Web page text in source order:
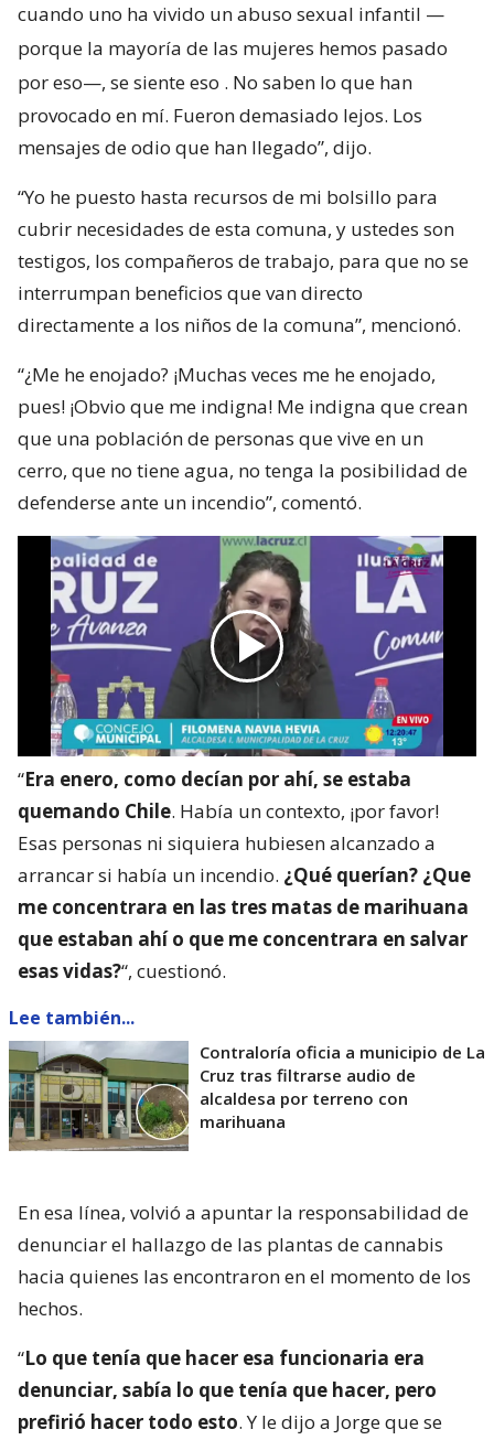
cuando uno ha vivido un abuso sexual infantil —
porque la mayoría de las mujeres hemos pasado
por eso—, se siente eso . No saben lo que han
provocado en mí. Fueron demasiado lejos. Los
mensajes de odio que han llegado”, dijo.
“Yo he puesto hasta recursos de mi bolsillo para
cubrir necesidades de esta comuna, y ustedes son
testigos, los compañeros de trabajo, para que no se
interrumpan beneficios que van directo
directamente a los niños de la comuna”, mencionó.
“¿Me he enojado? ¡Muchas veces me he enojado,
pues! ¡Obvio que me indigna! Me indigna que crean
que una población de personas que vive en un
cerro, que no tiene agua, no tenga la posibilidad de
defenderse ante un incendio”, comentó.
“Era enero, como decían por ahí, se estaba
quemando Chile. Había un contexto, ¡por favor!
Esas personas ni siquiera hubiesen alcanzado a
arrancar si había un incendio. ¿Qué querían? ¿Que
me concentrara en las tres matas de marihuana
que estaban ahí o que me concentrara en salvar
esas vidas?“, cuestionó.
Lee también...
Contraloría oficia a municipio de La
Cruz tras filtrarse audio de
alcaldesa por terreno con
marihuana
En esa línea, volvió a apuntar la responsabilidad de
denunciar el hallazgo de las plantas de cannabis
hacia quienes las encontraron en el momento de los
hechos.
“Lo que tenía que hacer esa funcionaria era
denunciar, sabía lo que tenía que hacer, pero
prefirió hacer todo esto. Y le dijo a Jorge que se